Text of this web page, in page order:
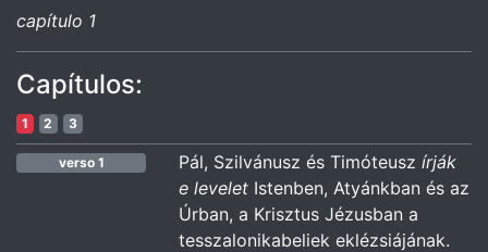
capítulo 1
Capítulos:
1 2 3
verso 1 Pál, Szilvánusz és Timóteuszírják
e levelet Istenben, Atyánkban és az
Úrban, a Krisztus Jézusban a
tesszalonikabeliek eklézsiájának.